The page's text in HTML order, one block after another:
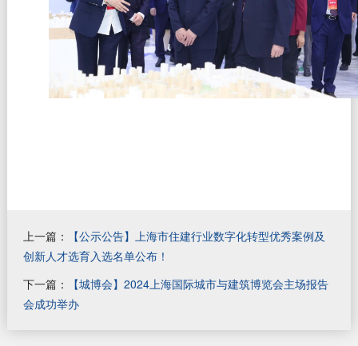
上一篇：
【公示公告】上海市住建行业数字化转型优秀案例及
创新人才选育入选名单公布！
下一篇：
【城博会】2024上海国际城市与建筑博览会主场报告
会成功举办